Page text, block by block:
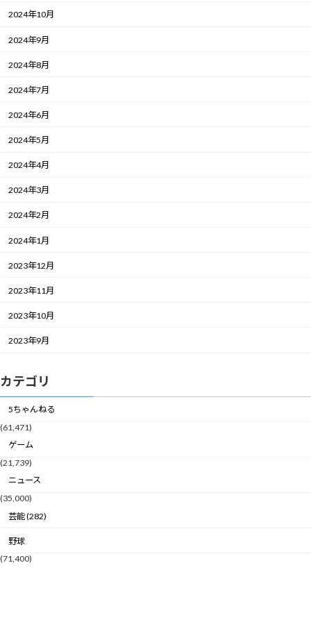
2024年10月
2024年9月
2024年8月
2024年7月
2024年6月
2024年5月
2024年4月
2024年3月
2024年2月
2024年1月
2023年12月
2023年11月
2023年10月
2023年9月
カテゴリ
5ちゃんねる
(61,471)
ゲーム
(21,739)
ニュース
(35,000)
芸能 (282)
野球
(71,400)